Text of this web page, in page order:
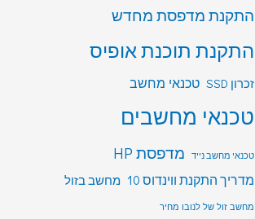
התקנת מדפסת מחדש
התקנת תוכנת אופיס
זכרון SSD טכנאי מחשב
טכנאי מחשבים
טכנאי מחשב נייד מדפסת HP
מדריך התקנת ווינדוס 10 מחשב בזול
מחשב זול של לנובו מחיר